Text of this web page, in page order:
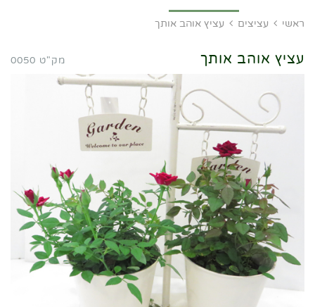
ראשי עציצים עציץ אוהב אותך
עציץ אוהב אותך מק"ט 0050